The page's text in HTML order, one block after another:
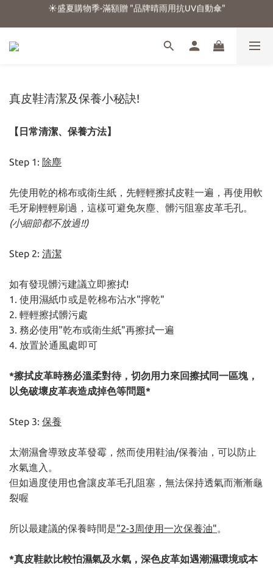
☀️盛夏購物季-滿額贈 "品牌晴雨用抗UV自動傘"
☀️盛夏購物季-滿額贈 "品牌晴雨用抗UV自動傘"
真皮鞋清潔及保養小秘訣!
【日常清潔、保養方法】
Step 1: 除塵
先使用乾的棉布或衛生紙，先輕輕擦拭皮鞋一遍，再使用軟
毛牙刷輕輕刷過，這樣可避免灰塵、髒污阻塞皮革毛孔。
(小細節都不放過!!)
Step 2: 清潔
如有發現髒污建議立即擦拭!
1. 使用濕紙巾或是乾棉布沾水"擰乾"
2. 輕輕擦拭髒污處
3. 務必使用"乾布或衛生紙"再擦拭一遍
4. 放置於通風處即可
*擦拭皮革時務必溫柔對待，切勿用力來回擦拭同一區塊，
以免破壞皮革表造成掉色等問題*
Step 3: 保養
太潮濕會導致皮革發霉，然而使用鞋油/保養油，可以防止
水氣進入。
但如過度使用也會讓皮革毛孔阻塞，無法保持透氣而漸漸龜
裂喔
所以最建議的保養時間是"2-3周使用一次保養油"。
*真皮鞋款比較怕濕氣及水氣，深色皮革如遇潮濕環境或本